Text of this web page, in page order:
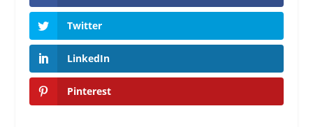
Twitter
LinkedIn
Pinterest